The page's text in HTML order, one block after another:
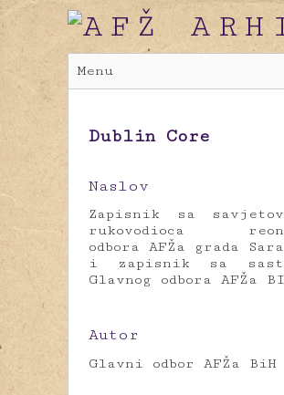
Menu
Dublin Core
Naslov
Zapisnik sa
rukovodioca
odbora AFŽa grada
i zapisnik sa
Glavnog odbora AFŽa
Autor
Glavni odbor AFŽa BiH